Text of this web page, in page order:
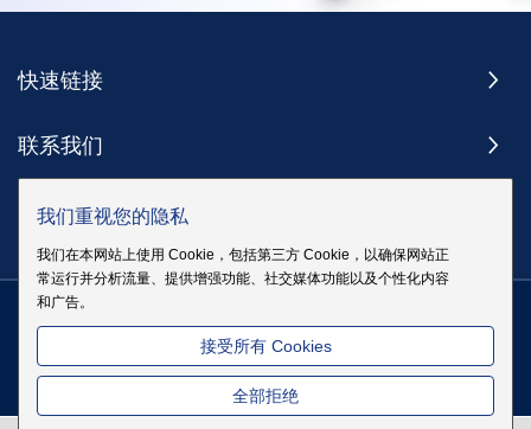
快速链接
联系我们
订阅
版权 @ 伊戈尔电气股份有限公司版权所有| 站点地图 | 隐私政策 粤
ICP备19083068号
我们重视您的隐私
我们在本网站上使用 Cookie，包括第三方 Cookie，以确保网站正
常运行并分析流量、提供增强功能、社交媒体功能以及个性化内容
和广告。
接受所有 Cookies
全部拒绝